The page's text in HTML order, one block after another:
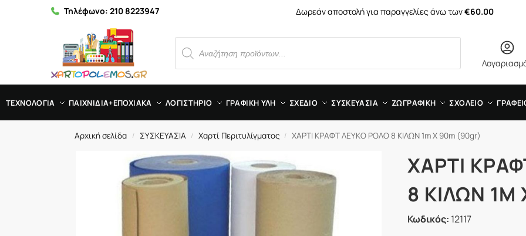
Τηλέφωνο: 210 8223947 Δωρεάν αποστολή για παραγγελίες άνω των€60.00
ΤΕΧΝΟΛΟΓΙΑ ΠΑΙΧΝΙΔΙΑ+ΕΠΟΧΙΑΚΑ ΛΟΓΙΣΤΗΡΙΟ ΓΡΑΦΙΚΗ ΥΛΗ ΣΧΕΔΙΟ ΣΥΣΚΕΥΑΣΙΑ ΖΩΓΡΑΦΙΚΗ ΣΧΟΛΕΙΟ
Αρχική σελίδα / ΣΥΣΚΕΥΑΣΙΑ / Χαρτί Περιτυλίγματος / ΧΑΡΤΙ ΚΡΑΦΤ ΛΕΥΚΟ ΡΟΛΟ 8 ΚΙΛΩΝ 1m X 90m (90gr)
ΧΑΡΤΙ
8 ΚΙΛΩΝ 1M
Κωδικός: 12117